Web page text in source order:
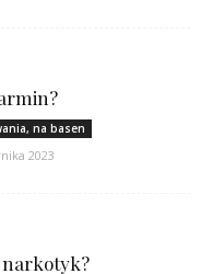
na basen
2023
narkotyk?